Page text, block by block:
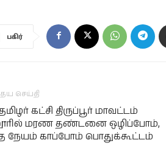
பகிர்
செய்தி
கட்சி திருப்பூர் மாவட்டம்
மரண தண்டனை ஒழிப்போம்,
நேயம் காப்போம் பொதுக்கூட்​டம்